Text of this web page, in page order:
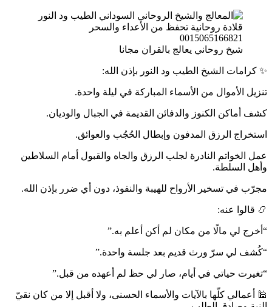
شيخ روحاني يعالج بالقران مجانا
✨ كرامات الشيخ الطيب ود النور بإذن الله:
تنزيل الأموال من الأسماء المباركة في ليلة واحدة.
كشف أماكن الكنوز والدفائن القديمة في الجبال والوديان.
استخراج الرزق المدفون وإبطال الحُجُب والعوائق.
عمل الخواتم النادرة لجلب الرزق والجاه والقبول أمام السلاطين
وأهل السلطة.
مجرّب في تسخير الأرواح للهيبة والنفوذ، دون أي ضرر بإذن الله.
📿 قالوا عنه:
“أخرج لي مالًا من مكان لم أكن أعلم به.”
“كُشف لي سرّ ورث قديم بعد جلسة واحدة.”
“تغيرت حياتي في أيام، صار لي حظ لم أعهده من قبل.”
🕌 أعمالي كلّها بالآيات والأسماء الحسنى، ولا أقبل إلا من كان نقيّ